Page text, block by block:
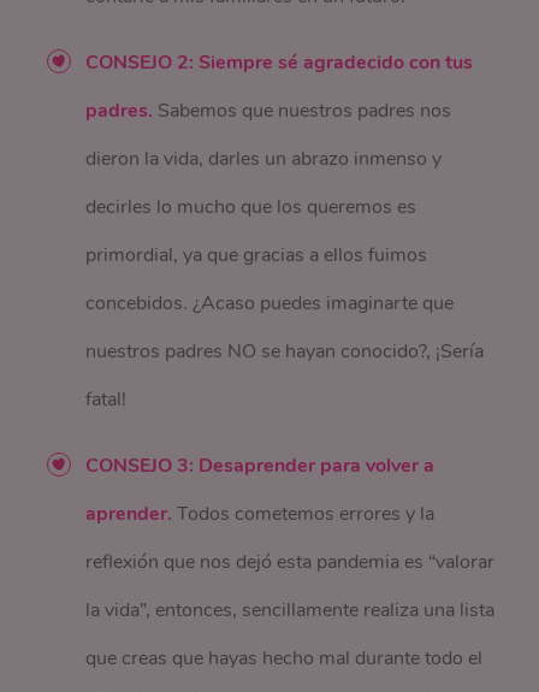
CONSEJO 2: Siempre sé agradecido con tus
padres. Sabemos que nuestros padres nos
dieron la vida, darles un abrazo inmenso y
decirles lo mucho que los queremos es
primordial, ya que gracias a ellos fuimos
concebidos. ¿Acaso puedes imaginarte que
nuestros padres NO se hayan conocido?, ¡Sería
fatal!
CONSEJO 3: Desaprender para volver a
aprender.Todos cometemos errores y la
reflexión que nos dejó esta pandemia es “valorar
la vida”, entonces, sencillamente realiza una lista
que creas que hayas hecho mal durante todo el